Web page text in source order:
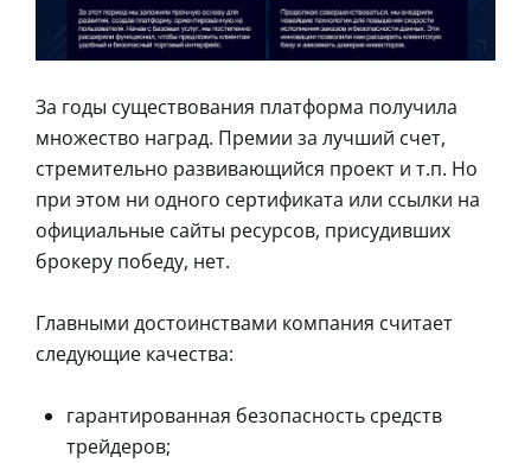
За годы существования платформа получила
множество наград. Премии за лучший счет,
стремительно развивающийся проект и т.п. Но
при этом ни одного сертификата или ссылки на
официальные сайты ресурсов, присудивших
брокеру победу, нет.
Главными достоинствами компания считает
следующие качества:
гарантированная безопасность средств
трейдеров;